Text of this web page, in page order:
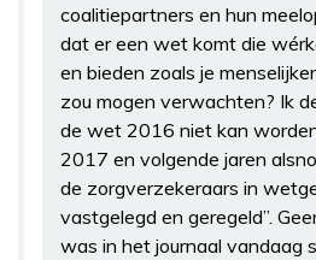
coalitiepartners en hun
dat er een wet komt die
en bieden zoals je
zou mogen verwachten? Ik
de wet 2016 niet kan worden
2017 en volgende jaren
de zorgverzekeraars in
vastgelegd en geregeld”.
was in het journaal vandaag